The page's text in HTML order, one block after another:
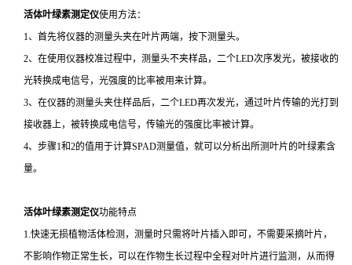
活体叶绿素测定仪使用方法：
1、首先将仪器的测量头夹在叶片两端，按下测量头。
2、在使用仪器校准过程中，测量头不夹样品，二个LED次序发光，被接收的
光转换成电信号，光强度的比率被用来计算。
3、在仪器的测量头夹住样品后，二个LED再次发光，通过叶片传输的光打到
接收器上，被转换成电信号，传输光的强度比率被计算。
4、步骤1和2的值用于计算SPAD测量值，就可以分析出所测叶片的叶绿素含
量。
活体叶绿素测定仪功能特点
1.快速无损植物活体检测，测量时只需将叶片插入即可，不需要采摘叶片，
不影响作物正常生长，可以在作物生长过程中全程对叶片进行监测，从而得